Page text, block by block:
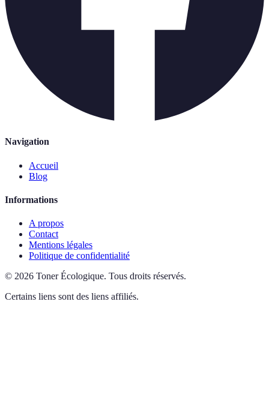
Navigation
Accueil
Blog
Informations
A propos
Contact
Mentions légales
Politique de confidentialité
© 2026 Toner Écologique. Tous droits réservés.
Certains liens sont des liens affiliés.